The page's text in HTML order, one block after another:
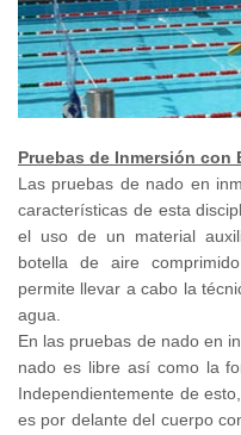
Pruebas de Inmersión con
Las pruebas de nado en
características de esta
el uso de un material
botella de aire
permite llevar a cabo la
agua.
En las pruebas de nado en
nado es libre así como la
Independientemente de
es por delante del cuerpo